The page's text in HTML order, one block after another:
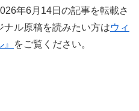
年6月14日の記事を転載さ
ル原稿を読みたい方はウィ
をご覧ください。